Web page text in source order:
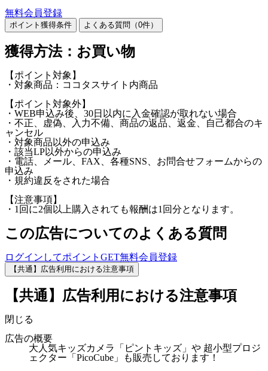
無料会員登録
ポイント獲得条件 よくある質問（0件）
獲得方法：お買い物
【ポイント対象】
・対象商品：ココタスサイト内商品
【ポイント対象外】
・WEB申込み後、30日以内に入金確認が取れない場合
・不正、虚偽、入力不備、商品の返品、返金、自己都合のキ
ャンセル
・対象商品以外の申込み
・該当LP以外からの申込み
・電話、メール、FAX、各種SNS、お問合せフォームからの
申込み
・規約違反をされた場合
【注意事項】
・1回に2個以上購入されても報酬は1回分となります。
この広告についてのよくある質問
ログインしてポイントGET無料会員登録
【共通】広告利用における注意事項
【共通】広告利用における注意事項
閉じる
広告の概要
大人気キッズカメラ「ピントキッズ」や 超小型プロジ
ェクター「PicoCube」も販売しております！